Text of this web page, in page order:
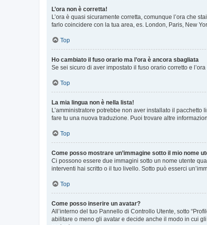
L’ora non è corretta!
L’ora è quasi sicuramente corretta, comunque l’ora che
farlo coincidere con la tua area, es. London, Paris, New
Top
Ho cambiato il fuso orario ma l’ora è ancora sbagliata
Se sei sicuro di aver impostato il fuso orario corretto e
Top
La mia lingua non è nella lista!
L’amministratore potrebbe non aver installato il
fare tu una nuova traduzione. Puoi trovare altre
Top
Come posso mostrare un’immagine sotto il mio nome
Ci possono essere due immagini sotto un nome utente
interventi hai scritto o il tuo livello. Sotto può esserci
Top
Come posso inserire un avatar?
All’interno del tuo Pannello di Controllo Utente, sotto
abilitare o meno gli avatar e decide anche il modo in cui